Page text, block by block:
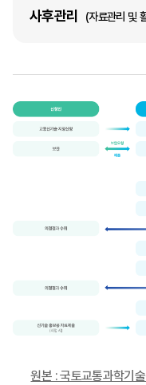
사후관리 (자료관리 및
원본 : 국토교통과학기